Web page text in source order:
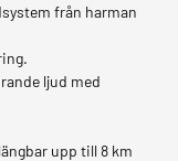
från harman
.
ljud med
upp till 8 km